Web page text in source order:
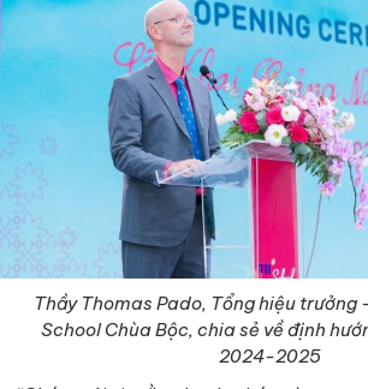
Thầy Thomas Pado, Tổng hiệu trưởng
School Chùa Bộc, chia sẻ về định
2024-2025